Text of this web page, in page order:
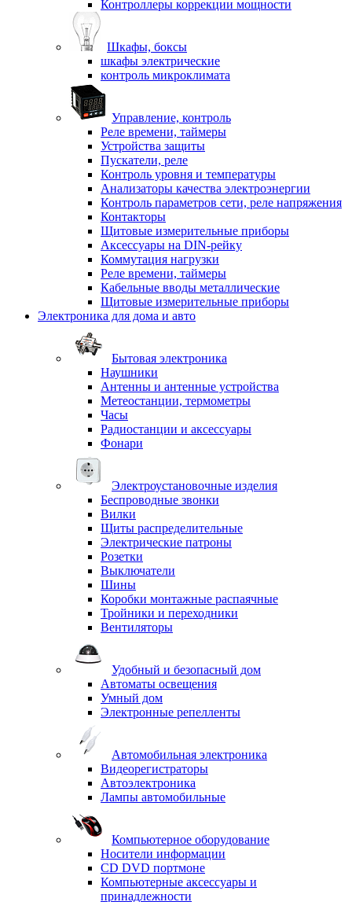
Контроллеры коррекции мощности
Шкафы, боксы
шкафы электрические
контроль микроклимата
Управление, контроль
Реле времени, таймеры
Устройства защиты
Пускатели, реле
Контроль уровня и температуры
Анализаторы качества электроэнергии
Контроль параметров сети, реле напряжения
Контакторы
Щитовые измерительные приборы
Аксессуары на DIN-рейку
Коммутация нагрузки
Реле времени, таймеры
Кабельные вводы металлические
Щитовые измерительные приборы
Электроника для дома и авто
Бытовая электроника
Наушники
Антенны и антенные устройства
Метеостанции, термометры
Часы
Радиостанции и аксессуары
Фонари
Электроустановочные изделия
Беспроводные звонки
Вилки
Щиты распределительные
Электрические патроны
Розетки
Выключатели
Шины
Коробки монтажные распаячные
Тройники и переходники
Вентиляторы
Удобный и безопасный дом
Автоматы освещения
Умный дом
Электронные репелленты
Автомобильная электроника
Видеорегистраторы
Автоэлектроника
Лампы автомобильные
Компьютерное оборудование
Носители информации
CD DVD портмоне
Компьютерные аксессуары и
принадлежности